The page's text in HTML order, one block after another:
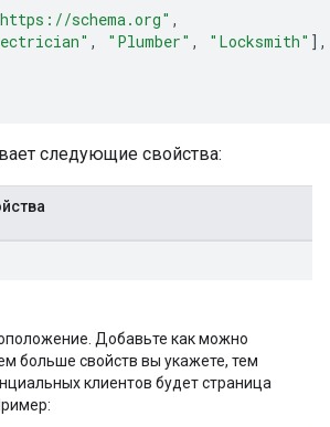
schema.org" ,
, "Plumber" , "Locksmith" ],
следующие свойства:
Добавьте как можно
больше свойств вы укажете, тем
клиентов будет страница